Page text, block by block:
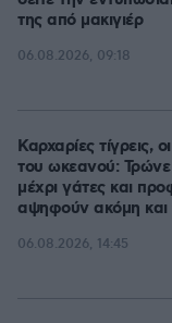
της από μακιγιέρ
06.08.2026, 09:18
Καρχαρίες τίγρεις,
του ωκεανού:
μέχρι γάτες και
αψηφούν ακόμη
06.08.2026, 14:45